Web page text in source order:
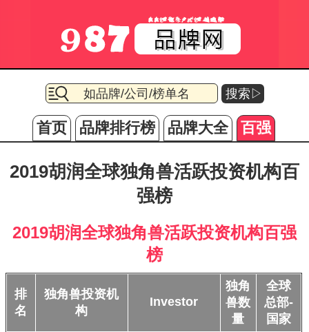
搜索▷
首页 品牌排行榜 品牌大全 百强
2019胡润全球独角兽活跃投资机构百
强榜
2019胡润全球独角兽活跃投资机构百强
榜
排
名
独角兽投资机
构
Investor
独角
兽数
量
全球
总部-
国家